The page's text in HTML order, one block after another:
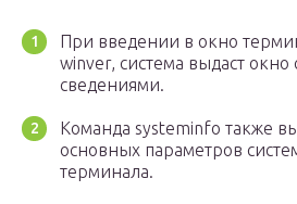
При введении в окно
winver, система выдаст
сведениями.
Команда systeminfo также
основных параметров
терминала.